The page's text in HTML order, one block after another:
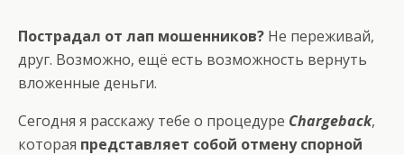
Пострадал от лап мошенников? Не переживай,
друг. Возможно, ещё есть возможность вернуть
вложенные деньги.
Сегодня я расскажу тебе о процедуре Chargeback,
которая представляет собой отмену спорной